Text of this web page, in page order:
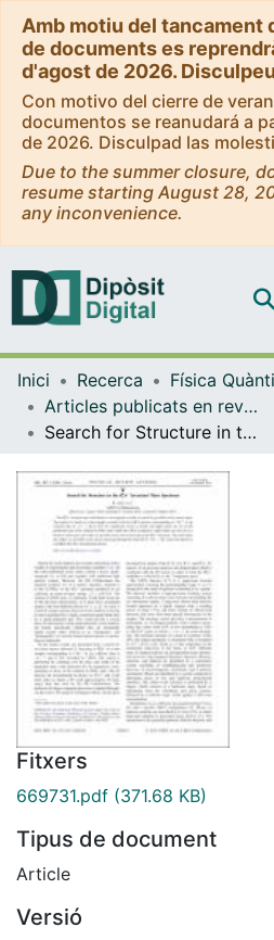
Amb motiu del tancament
de documents es
d'agost de 2026.
Con motivo del cierre de
documentos se reanudará a
de 2026. Disculpad las
Due to the summer closure,
resume starting August 28,
any inconvenience.
Inici Recerca
Articles publicats en revistes (Física Quàntica i Astrofísica)
Search for Structure in the Bs0 π± Invariant Mass Spectrum
Fitxers
669731.pdf (371.68 KB)
Tipus de document
Article
Versió